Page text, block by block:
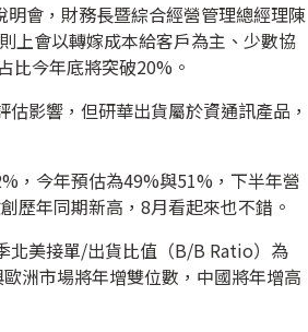
明會，財務長暨綜合經營管理總經理陳
上會以轉嫁成本給客戶為主、少數協
比今年底將突破20%。
影響，但研華出貨屬於資通訊產品，
，今年預估為49%與51%，下半年營
歷年同期新高，8月看起來也不錯。
北美接單/出貨比值（B/B Ratio）為
洲市場將年增雙位數，中國將年增高